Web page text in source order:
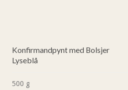
Konfirmandpynt med Bolsjer
Lyseblå
500 g